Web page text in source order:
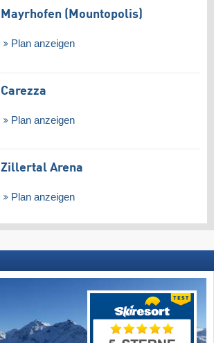
Mayrhofen (Mountopolis)
Plan anzeigen
Carezza
Plan anzeigen
Zillertal Arena
Plan anzeigen